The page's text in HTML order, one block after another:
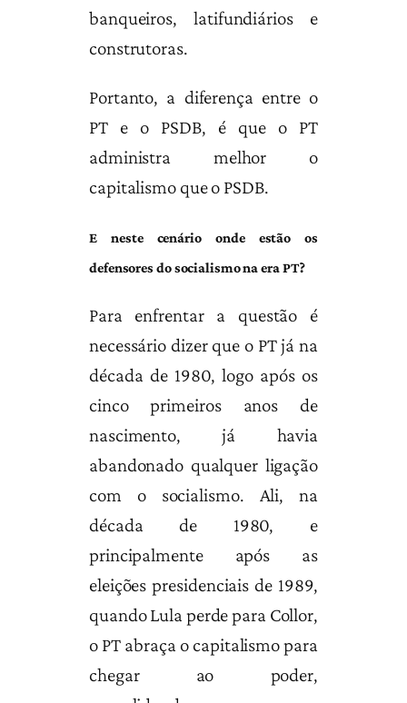
banqueiros, latifundiários e
construtoras.
Portanto, a diferença entre o
PT e o PSDB, é que o PT
administra melhor o
capitalismo que o PSDB.
E neste cenário onde estão os
defensores do socialismo na era PT?
Para enfrentar a questão é
necessário dizer que o PT já na
década de 1980, logo após os
cinco primeiros anos de
nascimento, já havia
abandonado qualquer ligação
com o socialismo. Ali, na
década de 1980, e
principalmente após as
eleições presidenciais de 1989,
quando Lula perde para Collor,
o PT abraça o capitalismo para
chegar ao poder,